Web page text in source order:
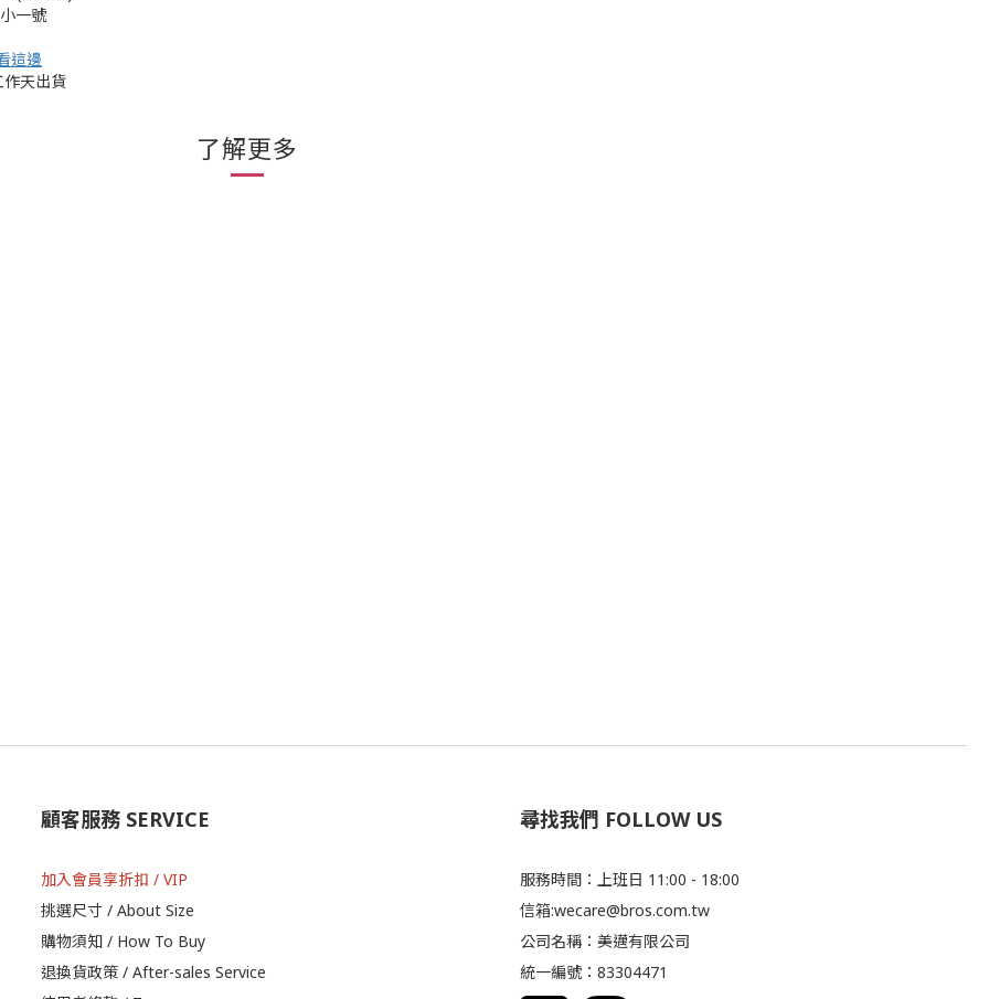
一號
這邊
天出貨
了解更多
顧客服務 SERVICE
加入會員享折扣 / VIP
挑選尺寸 / About Size
購物須知 / How To Buy
退換貨政策 / After-sales Service
尋找我們 FOLLOW US
服務時間：上班日 11:00 - 18:00
信箱:wecare@bros.com.tw
公司名稱：美邁有限公司
統一編號：83304471